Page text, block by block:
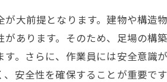
大前提となります。建物や構
あります。そのため、足場の
。さらに、作業員には安全意識
安全性を確保することが重要で